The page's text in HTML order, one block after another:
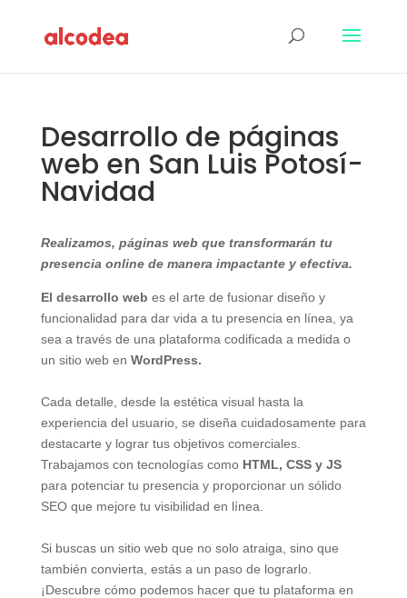
Desarrollo de páginas
web en San Luis Potosí-
Navidad
Realizamos, páginas web que transformarán tu
presencia online de manera impactante y efectiva.
El desarrollo web es el arte de fusionar diseño y
funcionalidad para dar vida a tu presencia en línea, ya
sea a través de una plataforma codificada a medida o
un sitio web en WordPress.
Cada detalle, desde la estética visual hasta la
experiencia del usuario, se diseña cuidadosamente para
destacarte y lograr tus objetivos comerciales.
Trabajamos con tecnologías como HTML, CSS y JS
para potenciar tu presencia y proporcionar un sólido
SEO que mejore tu visibilidad en línea.
Si buscas un sitio web que no solo atraiga, sino que
también convierta, estás a un paso de lograrlo.
¡Descubre cómo podemos hacer que tu plataforma en